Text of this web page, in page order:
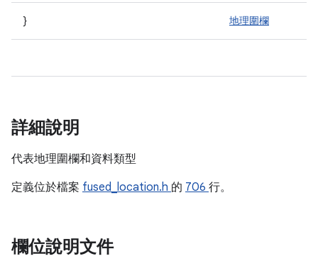
} 地理圍欄
詳細說明
代表地理圍欄和資料類型
定義位於檔案 fused_location.h 的 706 行。
欄位說明文件